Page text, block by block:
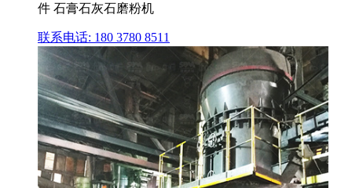
件 石膏石灰石磨粉机
联系电话: 180 3780 8511